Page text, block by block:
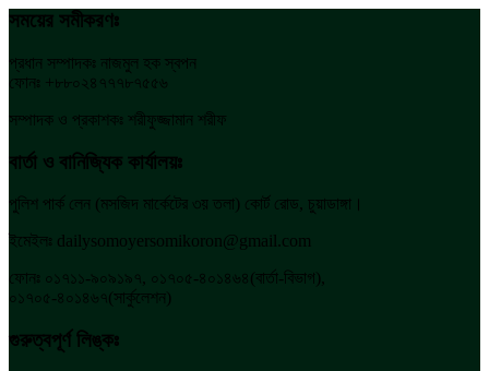
সময়ের সমীকরণঃ
প্রধান সম্পাদকঃ নাজমুল হক স্বপন
ফোনঃ +৮৮০২৪৭৭৭৮৭৫৫৬
সম্পাদক ও প্রকাশকঃ শরীফুজ্জামান শরীফ
বার্তা ও বানিজ্যিক কার্যালয়ঃ
পুলিশ পার্ক লেন (মসজিদ মার্কেটের ৩য় তলা) কোর্ট রোড, চুয়াডাঙ্গা।
ইমেইলঃ dailysomoyersomikoron@gmail.com
ফোনঃ ০১৭১১-৯০৯১৯৭, ০১৭০৫-৪০১৪৬৪(বার্তা-বিভাগ),
০১৭০৫-৪০১৪৬৭(সার্কুলেশন)
গুরুত্বপূর্ণ লিঙ্কঃ